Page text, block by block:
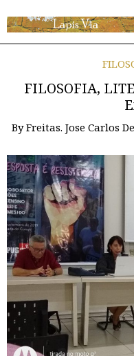
FILOSOFIA,
ByFreitas. Jose Carlos De